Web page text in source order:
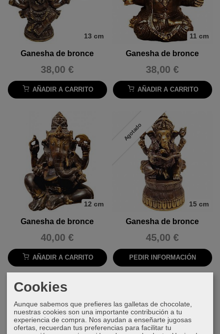
13 cm
Ganesha de bronce
38,00 €
AÑADIR A CARRITO
11 cm
Ganesha de bronce
38,00 €
AÑADIR A CARRITO
12 cm
Ganesha de bronce
40,00 €
AÑADIR A CARRITO
Agotado
15 cm
Ganesha de bronce
45,00 €
PEDIR INFORMACIÓN
Cookies
Aunque sabemos que prefieres las galletas de chocolate,
nuestras cookies son una importante contribución a tu
experiencia de compra. Nos ayudan a enseñarte jugosas
ofertas, recuerdan tus preferencias para facilitar tu